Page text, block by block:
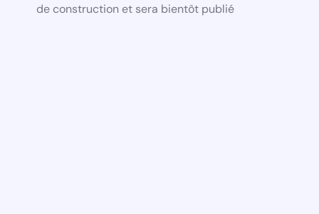
de construction et sera bientôt publié